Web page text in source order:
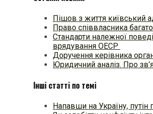
Пішов з життя київський
Право співвласника
Стандарти належної
врядування ОЕСР
Доручення керівника
Юридичний аналіз. Про
Інші статті по темі
Напавши на Україну, путін